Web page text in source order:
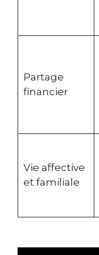
Partage
financier
Vie affective
et familiale